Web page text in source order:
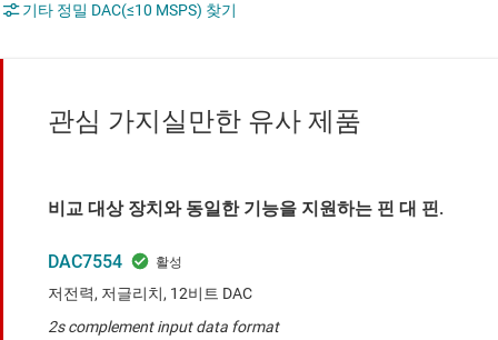
기타 정밀 DAC(≤10 MSPS) 찾기
관심 가지실만한 유사 제품
비교 대상 장치와 동일한 기능을 지원하는 핀 대 핀.
DAC7554
저전력, 저글리치, 12비트 DAC
2s complement input data format